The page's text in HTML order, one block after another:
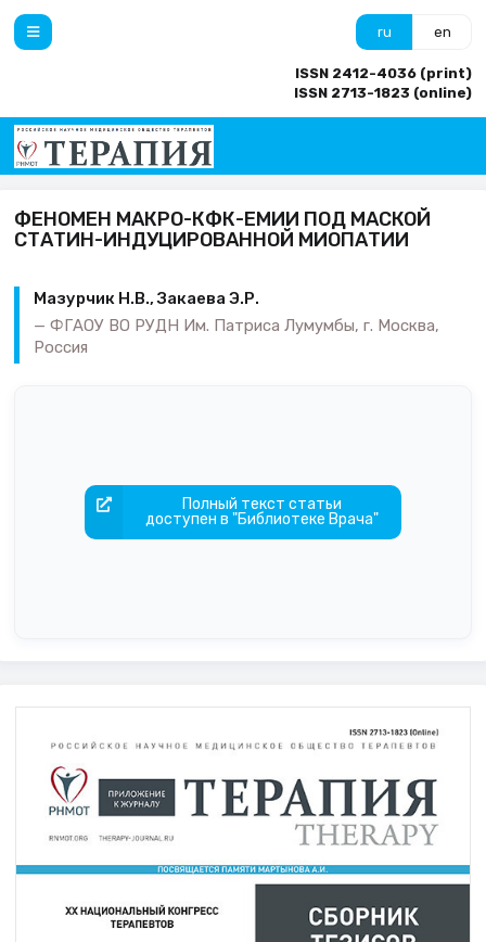
ru en
ISSN 2412-4036 (print)
ISSN 2713-1823 (online)
ФЕНОМЕН МАКРО-КФК-ЕМИИ ПОД МАСКОЙ
СТАТИН-ИНДУЦИРОВАННОЙ МИОПАТИИ
Мазурчик Н.В., Закаева Э.Р.
ФГАОУ ВО РУДН Им. Патриса Лумумбы, г. Москва,
Россия
Полный текст статьи
доступен в "Библиотеке Врача"